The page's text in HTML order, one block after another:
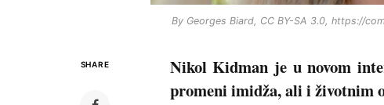
By Georges Biard, CC BY-SA 3.0, https://
SHARE
Nikol Kidman je u novom
promeni imidža, ali i životnim